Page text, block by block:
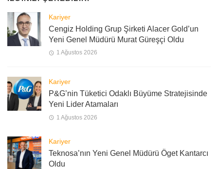
Kariyer
Cengiz Holding Grup Şirketi Alacer Gold’un
Yeni Genel Müdürü Murat Güreşçi Oldu
1 Ağustos 2026
Kariyer
P&G’nin Tüketici Odaklı Büyüme Stratejisinde
Yeni Lider Atamaları
1 Ağustos 2026
Kariyer
Teknosa’nın Yeni Genel Müdürü Öget Kantarcı
Oldu